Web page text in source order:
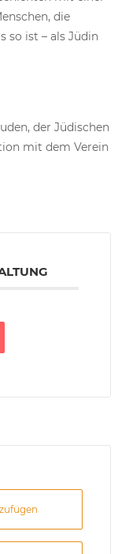
die
so ist – als Jüdin
der Jüdischen
mit dem Verein